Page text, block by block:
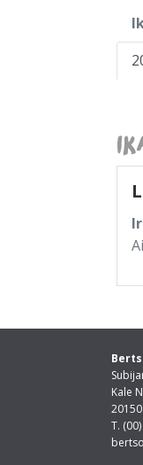
Kale
T.